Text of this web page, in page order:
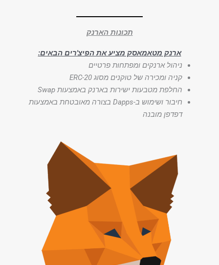
תכונות הארנק
ארנק מטאמאסק מציע את הפיצ'רים הבאים:
ניהול ארנקים ומפתחות פרטיים
קניה ומכירה של טוקנים מסוג ERC-20
החלפת מטבעות ישירות בארנק באמצעות Swap
חיבור ושימוש ב-Dapps בצורה מאובטחת באמצעות
דפדפן מובנה